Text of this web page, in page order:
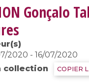
19 videos
and AI
Gonçalo
2020 - 16/07/2020
collection
COPIER